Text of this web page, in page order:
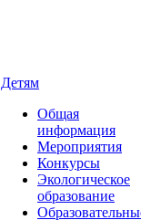
Детям
Общая
информация
Мероприятия
Конкурсы
Экологическое
образование